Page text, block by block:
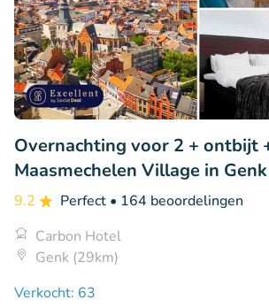
Overnachting voor 2 + ontbijt
Maasmechelen Village in Genk
9.2 Perfect • 164 beoordelingen
Carbon Hotel
Genk (29km)
Verkocht: 63